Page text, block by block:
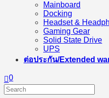
Mainboard
Docking
Headset &
Gaming Gear
Solid State Drive
UPS
ต่อประกัน/Extended
0